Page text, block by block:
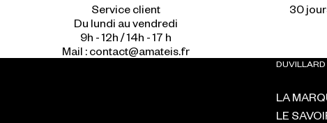
Service client
Du lundi au vendredi
9h - 12h / 14h - 17 h
Mail : contact@amateis.fr
DUVILLARD
LA
LE